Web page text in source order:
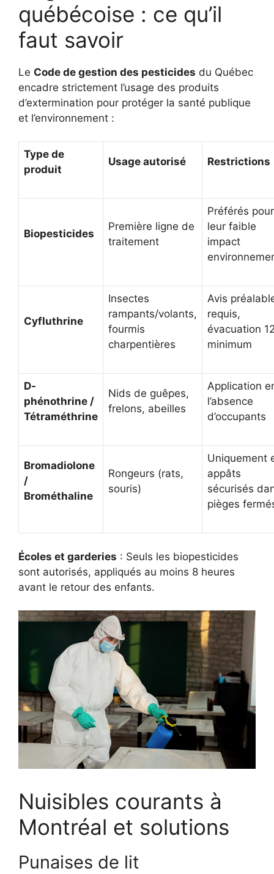
québécoise : ce qu’il
faut savoir
Le Code de gestion des pesticides du Québec
encadre strictement l’usage des produits
d’extermination pour protéger la santé publique
et l’environnement :
Type de
produit
Usage autorisé Restrictions
Biopesticides
Première ligne de
traitement
Préférés pour
leur faible
impact
Cyfluthrine
Insectes
rampants/volants,
fourmis
charpentières
Avis
requis,
évacuation
minimum
D-
phénothrine /
Tétraméthrine
Nids de guêpes,
frelons, abeilles
Application
l’absence
d’occupants
Bromadiolone
/
Brométhaline
Rongeurs (rats,
souris)
Uniquement
appâts
sécurisés
pièges
Écoles et garderies : Seuls les biopesticides
sont autorisés, appliqués au moins 8 heures
avant le retour des enfants.
Nuisibles courants à
Montréal et solutions
Punaises de lit